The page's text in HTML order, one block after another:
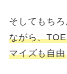
そしてもち
ながら、
マイズも自由